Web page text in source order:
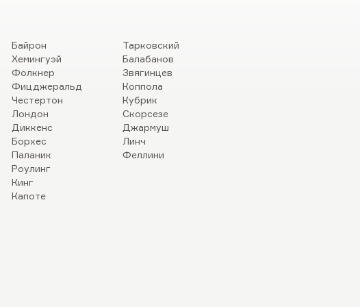
Байрон
Хемингуэй
Фолкнер
Фицджеральд
Честертон
Лондон
Диккенс
Борхес
Паланик
Роулинг
Кинг
Капоте
Тарковский
Балабанов
Звягинцев
Коппола
Кубрик
Скорсезе
Джармуш
Линч
Феллини